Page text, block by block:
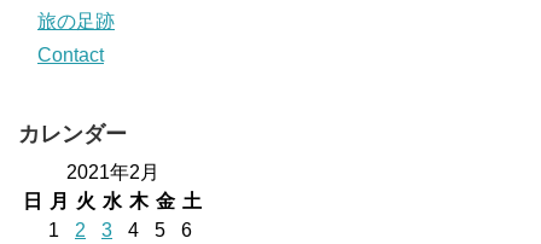
旅の足跡
Contact
カレンダー
2021年2月
日
月 火 水 木 金 土
1
2 3 4 5
6